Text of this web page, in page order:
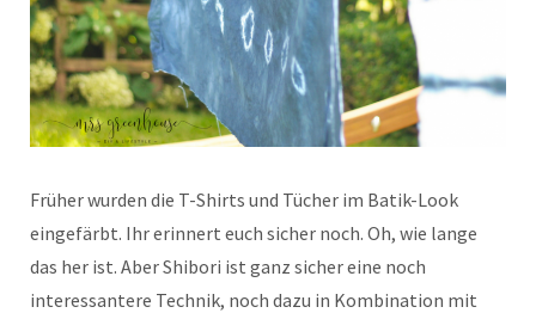
Früher wurden die T-Shirts und Tücher im Batik-Look
eingefärbt. Ihr erinnert euch sicher noch. Oh, wie lange
das her ist. Aber Shibori ist ganz sicher eine noch
interessantere Technik, noch dazu in Kombination mit